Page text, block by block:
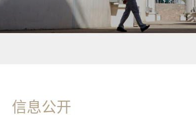
信息公开